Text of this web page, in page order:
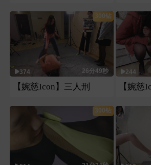
300钻
374 26分49秒
【婉慈Icon】三人刑
244
300钻